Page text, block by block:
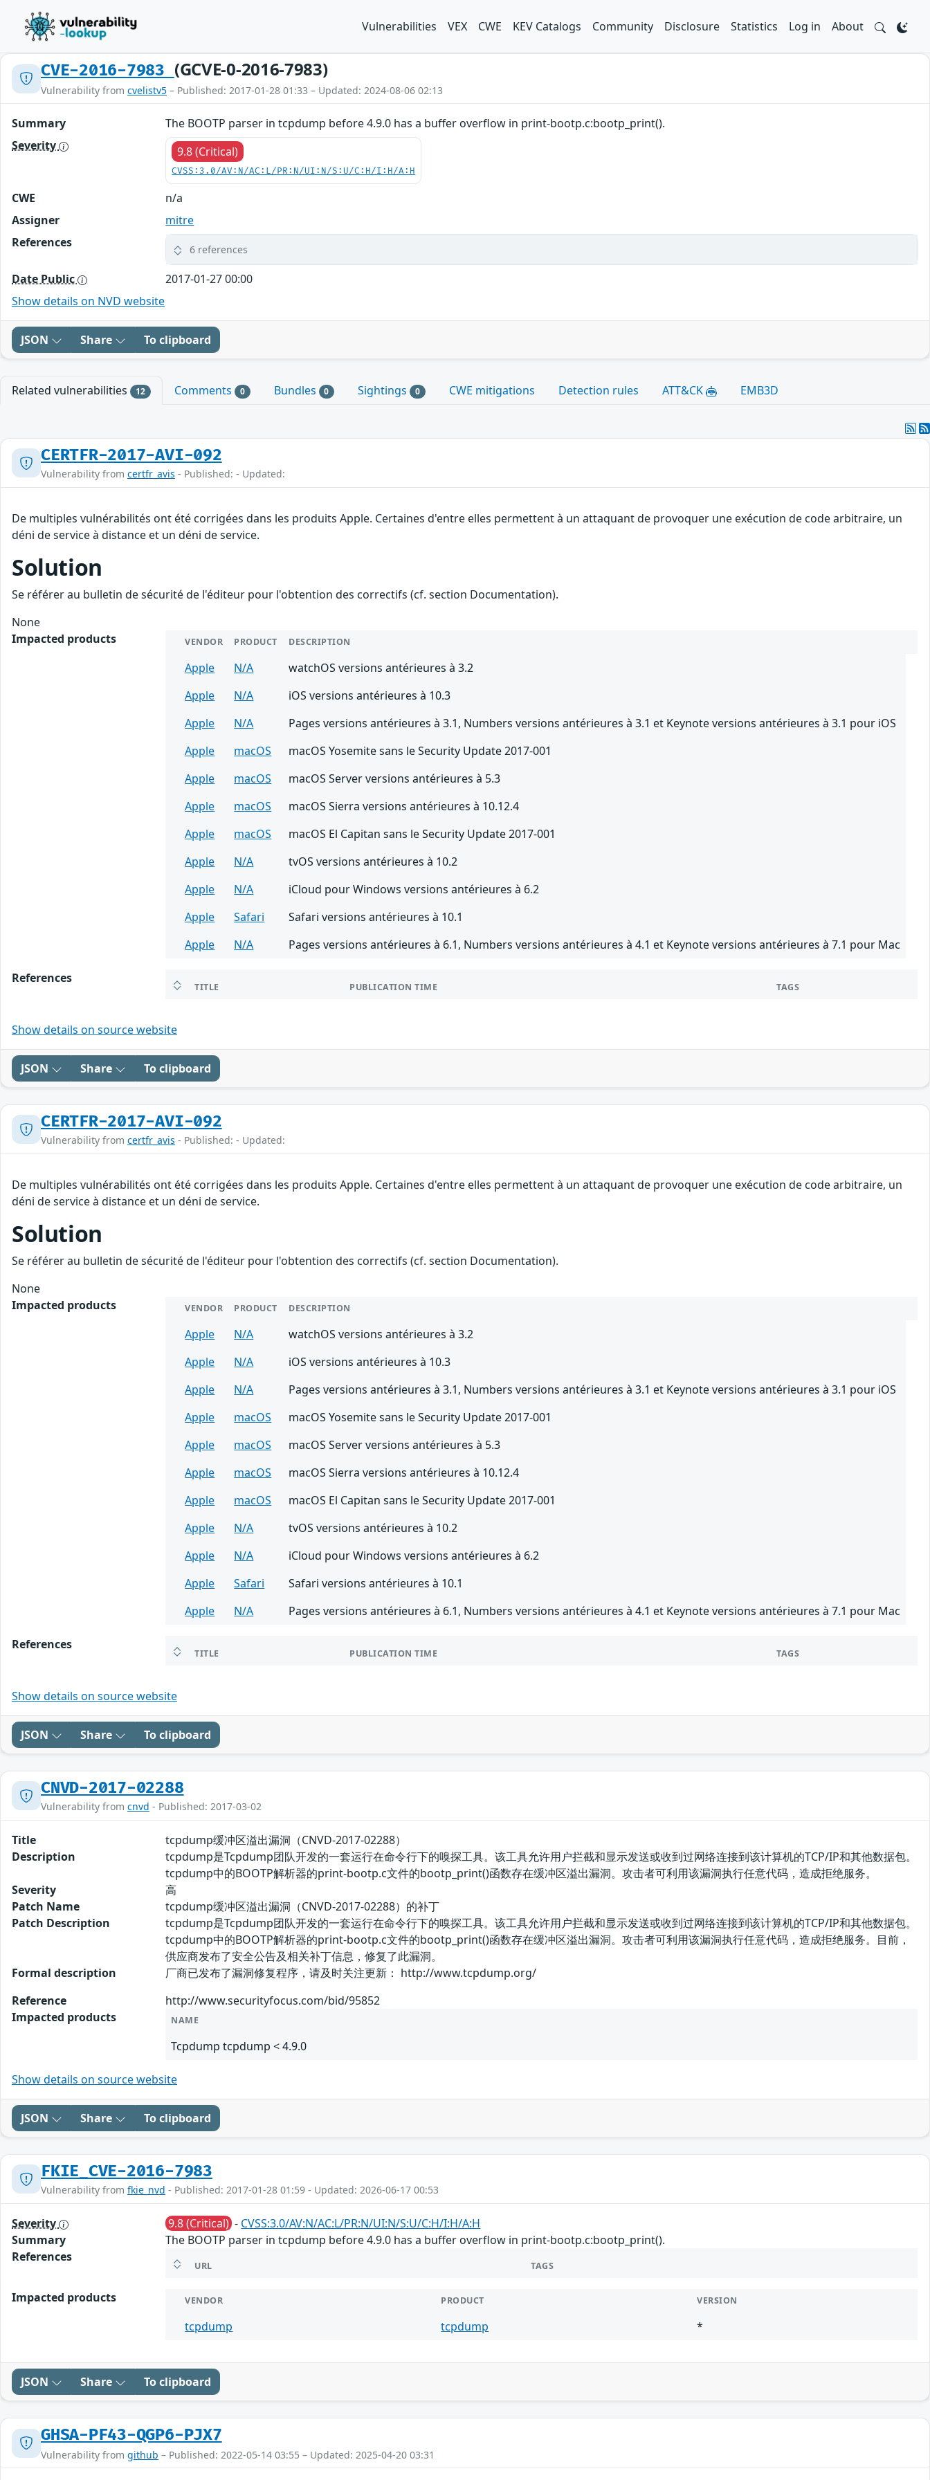
Vulnerabilities VEX CWE KEV Catalogs Community Disclosure Statistics Log in About
CVE-2016-7983 (GCVE-0-2016-7983)
Vulnerability from cvelistv5 – Published: 2017-01-28 01:33 – Updated: 2024-08-06 02:13
Summary
The BOOTP parser in tcpdump before 4.9.0 has a buffer overflow in print-bootp.c:bootp_print().
Severity
9.8 (Critical)
CVSS:3.0/AV:N/AC:L/PR:N/UI:N/S:U/C:H/I:H/A:H
CWE
n/a
Assigner
mitre
References
6 references
Date Public
2017-01-27 00:00
Show details on NVD website
JSON Share To clipboard
Related vulnerabilities 12 Comments 0 Bundles 0 Sightings 0 CWE mitigations Detection rules ATT&CK EMB3D
CERTFR-2017-AVI-092
Vulnerability from certfr_avis - Published: - Updated:
De multiples vulnérabilités ont été corrigées dans les produits Apple. Certaines d'entre elles permettent à un attaquant de provoquer une exécution de code arbitraire, un
déni de service à distance et un déni de service.
Solution
Se référer au bulletin de sécurité de l'éditeur pour l'obtention des correctifs (cf. section Documentation).
None
Impacted products
VENDOR PRODUCT DESCRIPTION
Apple N/A
watchOS versions antérieures à 3.2
Apple
N/A
iOS versions antérieures à 10.3
Apple
N/A
Pages versions antérieures à 3.1, Numbers versions antérieures à 3.1 et Keynote versions antérieures à 3.1 pour iOS
Apple
macOS
macOS Yosemite sans le Security Update 2017-001
Apple
macOS
macOS Server versions antérieures à 5.3
Apple
macOS
macOS Sierra versions antérieures à 10.12.4
Apple
macOS
macOS El Capitan sans le Security Update 2017-001
Apple
N/A
tvOS versions antérieures à 10.2
Apple
N/A
iCloud pour Windows versions antérieures à 6.2
Apple
Safari
Safari versions antérieures à 10.1
Apple
N/A Pages versions antérieures à 6.1, Numbers versions antérieures à 4.1 et Keynote versions antérieures à 7.1 pour Mac
References
TITLE PUBLICATION TIME TAGS
Show details on source website
JSON Share To clipboard
CERTFR-2017-AVI-092
Vulnerability from certfr_avis - Published: - Updated:
De multiples vulnérabilités ont été corrigées dans les produits Apple. Certaines d'entre elles permettent à un attaquant de provoquer une exécution de code arbitraire, un
déni de service à distance et un déni de service.
Solution
Se référer au bulletin de sécurité de l'éditeur pour l'obtention des correctifs (cf. section Documentation).
None
Impacted products
VENDOR PRODUCT DESCRIPTION
Apple N/A
watchOS versions antérieures à 3.2
Apple
N/A
iOS versions antérieures à 10.3
Apple
N/A
Pages versions antérieures à 3.1, Numbers versions antérieures à 3.1 et Keynote versions antérieures à 3.1 pour iOS
Apple
macOS
macOS Yosemite sans le Security Update 2017-001
Apple
macOS
macOS Server versions antérieures à 5.3
Apple
macOS
macOS Sierra versions antérieures à 10.12.4
Apple
macOS
macOS El Capitan sans le Security Update 2017-001
Apple
N/A
tvOS versions antérieures à 10.2
Apple
N/A
iCloud pour Windows versions antérieures à 6.2
Apple
Safari
Safari versions antérieures à 10.1
Apple
N/A Pages versions antérieures à 6.1, Numbers versions antérieures à 4.1 et Keynote versions antérieures à 7.1 pour Mac
References
TITLE PUBLICATION TIME TAGS
Show details on source website
JSON Share To clipboard
CNVD-2017-02288
Vulnerability from cnvd - Published: 2017-03-02
Title
tcpdump缓冲区溢出漏洞（CNVD-2017-02288）
Description
tcpdump是Tcpdump团队开发的一套运行在命令行下的嗅探工具。该工具允许用户拦截和显示发送或收到过网络连接到该计算机的TCP/IP和其他数据包。
tcpdump中的BOOTP解析器的print-bootp.c文件的bootp_print()函数存在缓冲区溢出漏洞。攻击者可利用该漏洞执行任意代码，造成拒绝服务。
Severity
高
Patch Name
tcpdump缓冲区溢出漏洞（CNVD-2017-02288）的补丁
Patch Description
tcpdump是Tcpdump团队开发的一套运行在命令行下的嗅探工具。该工具允许用户拦截和显示发送或收到过网络连接到该计算机的TCP/IP和其他数据包。
tcpdump中的BOOTP解析器的print-bootp.c文件的bootp_print()函数存在缓冲区溢出漏洞。攻击者可利用该漏洞执行任意代码，造成拒绝服务。目前，
供应商发布了安全公告及相关补丁信息，修复了此漏洞。
Formal description
厂商已发布了漏洞修复程序，请及时关注更新： http://www.tcpdump.org/
Reference
http://www.securityfocus.com/bid/95852
Impacted products
NAME
Tcpdump tcpdump < 4.9.0
Show details on source website
JSON Share To clipboard
FKIE_CVE-2016-7983
Vulnerability from fkie_nvd - Published: 2017-01-28 01:59 - Updated: 2026-06-17 00:53
Severity 9.8 (Critical) - CVSS:3.0/AV:N/AC:L/PR:N/UI:N/S:U/C:H/I:H/A:H
Summary
The BOOTP parser in tcpdump before 4.9.0 has a buffer overflow in print-bootp.c:bootp_print().
References
URL TAGS
Impacted products VENDOR PRODUCT VERSION
tcpdump tcpdump *
JSON Share To clipboard
GHSA-PF43-QGP6-PJX7
Vulnerability from github – Published: 2022-05-14 03:55 – Updated: 2025-04-20 03:31